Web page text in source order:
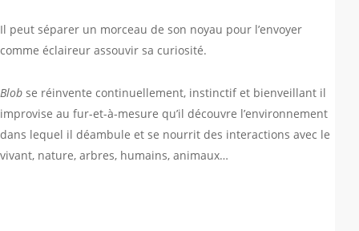
Il peut séparer un morceau de son noyau pour l’envoyer
comme éclaireur assouvir sa curiosité.
Blob se réinvente continuellement, instinctif et bienveillant il
improvise au fur-et-à-mesure qu’il découvre l’environnement
dans lequel il déambule et se nourrit des interactions avec le
vivant, nature, arbres, humains, animaux…